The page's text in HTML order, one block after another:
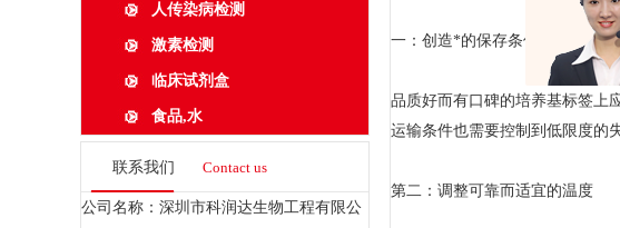
人传染病检测
激素检测
临床试剂盒
食品,水
联系我们 Contact us
公司名称：深圳市科润达生物工程有限公
一：创造*的保存条件
品质好而有口碑的培养基标签上
运输条件也需要控制到低限度的
第二：调整可靠而适宜的温度